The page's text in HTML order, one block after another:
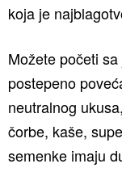
koja je
Možete početi
postepeno
neutralnog
čorbe, kaše,
semenke imaju